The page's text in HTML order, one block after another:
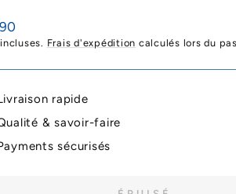
Frais d'expédition calculés lors du
rapide
& savoir-faire
sécurisés